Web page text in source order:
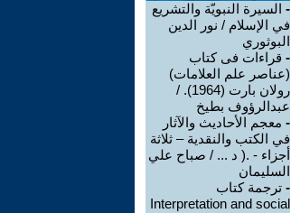
- السيرة النبويّة والتشريع
في الإسلام / نور الدين
البوثوري
- قراءات فى كتاب
(عناصر علم العلامات)
رولان بارت (1964). /
عبدالرؤوف بطيخ
- معجم الأحاديث والآثار
في الكتب والنقدية – ثلاثة
أجزاء - .( د ... / صباح علي
السليمان
- ترجمة كتاب
Interpretation and social